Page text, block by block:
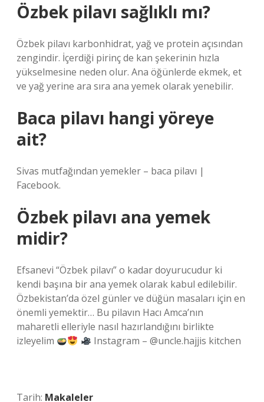
Özbek pilavı sağlıklı mı?
Özbek pilavı karbonhidrat, yağ ve protein açısından
zengindir. İçerdiği pirinç de kan şekerinin hızla
yükselmesine neden olur. Ana öğünlerde ekmek, et
ve yağ yerine ara sıra ana yemek olarak yenebilir.
Baca pilavı hangi yöreye
ait?
Sivas mutfağından yemekler – baca pilavı |
Facebook.
Özbek pilavı ana yemek
midir?
Efsanevi “Özbek pilavı” o kadar doyurucudur ki
kendi başına bir ana yemek olarak kabul edilebilir.
Özbekistan’da özel günler ve düğün masaları için en
önemli yemektir… Bu pilavın Hacı Amca’nın
maharetli elleriyle nasıl hazırlandığını birlikte
izleyelim
Instagram – @uncle.hajjis kitchen
Tarih: Makaleler